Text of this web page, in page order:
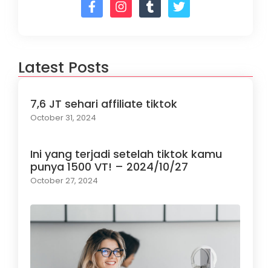
Latest Posts
7,6 JT sehari affiliate tiktok
October 31, 2024
Ini yang terjadi setelah tiktok kamu
punya 1500 VT! – 2024/10/27
October 27, 2024